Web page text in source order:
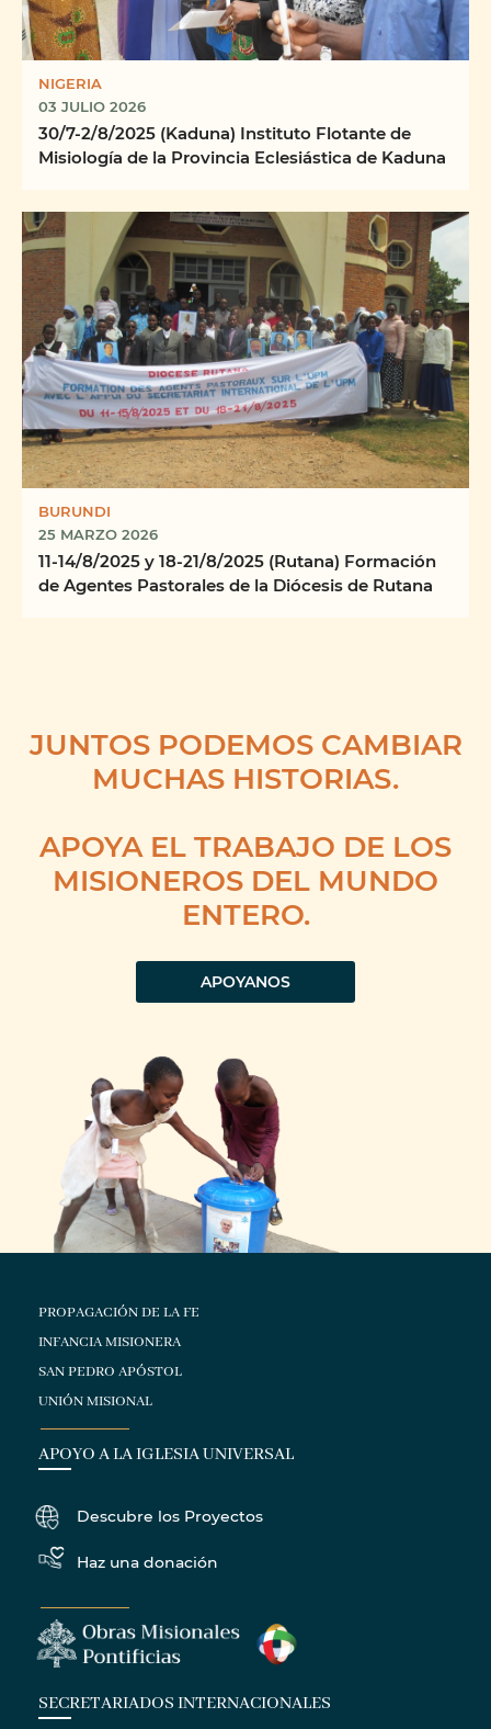
NIGERIA
03 JULIO 2026
30/7-2/8/2025 (Kaduna) Instituto Flotante de
Misiología de la Provincia Eclesiástica de Kaduna
BURUNDI
25 MARZO 2026
11-14/8/2025 y 18-21/8/2025 (Rutana) Formación
de Agentes Pastorales de la Diócesis de Rutana
JUNTOS PODEMOS CAMBIAR
MUCHAS HISTORIAS.
APOYA EL TRABAJO DE LOS
MISIONEROS DEL MUNDO
ENTERO.
APOYANOS
PROPAGACIÓN DE LA FE
INFANCIA MISIONERA
SAN PEDRO APÓSTOL
UNIÓN MISIONAL
APOYO A LA IGLESIA UNIVERSAL
Descubre los Proyectos
Haz una donación
SECRETARIADOS INTERNACIONALES